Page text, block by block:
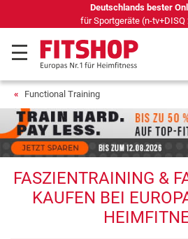
Deutschlands bester
für Sportgeräte (n-tv+DISQ
Functional Training
FASZIENTRAINING &
KAUFEN BEI